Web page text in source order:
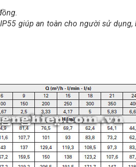
giúp an toàn cho người sử